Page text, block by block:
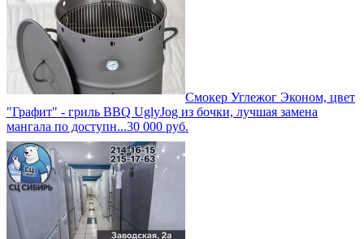
Смокер Углежог Эконом, цвет
"Графит" - гриль BBQ UglyJog из бочки, лучшая замена
мангала по доступн...30 000 руб.